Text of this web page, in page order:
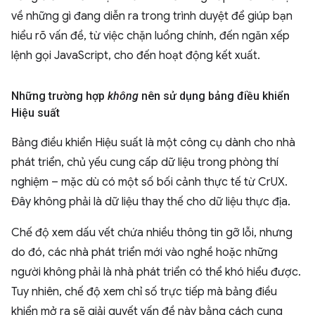
về những gì đang diễn ra trong trình duyệt để giúp bạn
hiểu rõ vấn đề, từ việc chặn luồng chính, đến ngăn xếp
lệnh gọi JavaScript, cho đến hoạt động kết xuất.
Những trường hợp không nên sử dụng bảng điều khiển
Hiệu suất
Bảng điều khiển Hiệu suất là một công cụ dành cho nhà
phát triển, chủ yếu cung cấp dữ liệu trong phòng thí
nghiệm – mặc dù có một số bối cảnh thực tế từ CrUX.
Đây không phải là dữ liệu thay thế cho dữ liệu thực địa.
Chế độ xem dấu vết chứa nhiều thông tin gỡ lỗi, nhưng
do đó, các nhà phát triển mới vào nghề hoặc những
người không phải là nhà phát triển có thể khó hiểu được.
Tuy nhiên, chế độ xem chỉ số trực tiếp mà bảng điều
khiển mở ra sẽ giải quyết vấn đề này bằng cách cung